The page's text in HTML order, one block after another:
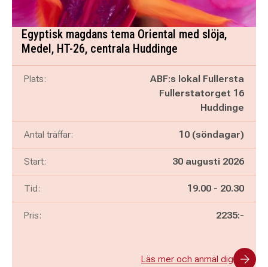
Egyptisk magdans tema Oriental med slöja,
Medel, HT-26, centrala Huddinge
Plats:
ABF:s lokal Fullersta
Fullerstatorget 16
Huddinge
Antal träffar: 10 (söndagar)
Start: 30 augusti 2026
Tid: Pågår mellan
19.00 - och
20.30
Pris: 2235:-
Läs mer och anmäl dig